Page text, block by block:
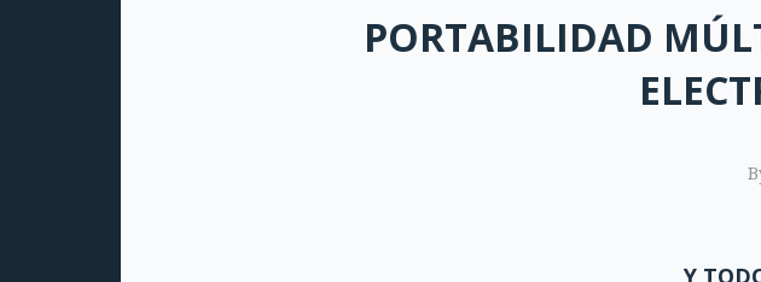
PORTABILIDAD
Y